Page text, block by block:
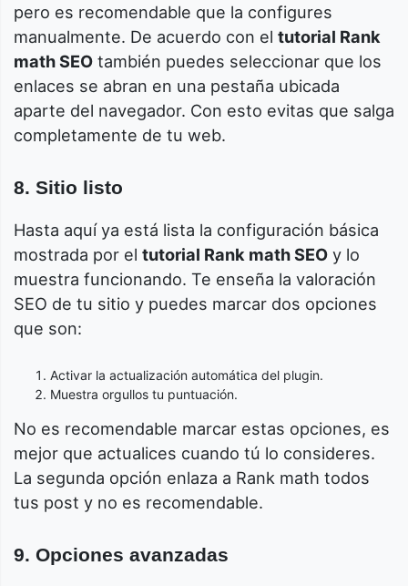
pero es recomendable que la configures
manualmente. De acuerdo con el tutorial Rank
math SEO también puedes seleccionar que los
enlaces se abran en una pestaña ubicada
aparte del navegador. Con esto evitas que salga
completamente de tu web.
8. Sitio listo
Hasta aquí ya está lista la configuración básica
mostrada por el tutorial Rank math SEO y lo
muestra funcionando. Te enseña la valoración
SEO de tu sitio y puedes marcar dos opciones
que son:
Activar la actualización automática del plugin.
Muestra orgullos tu puntuación.
No es recomendable marcar estas opciones, es
mejor que actualices cuando tú lo consideres.
La segunda opción enlaza a Rank math todos
tus post y no es recomendable.
9. Opciones avanzadas